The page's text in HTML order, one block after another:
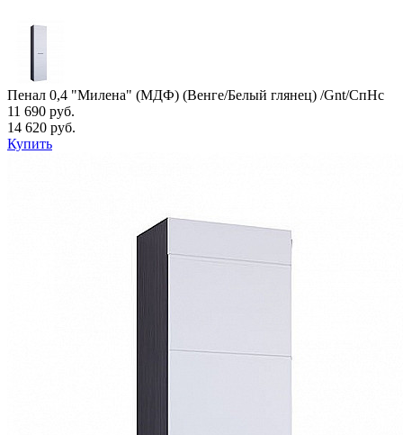
Пенал 0,4 "Милена" (МДФ) (Венге/Белый глянец) /Gnt/СпНс
11 690 руб.
14 620 руб.
Купить